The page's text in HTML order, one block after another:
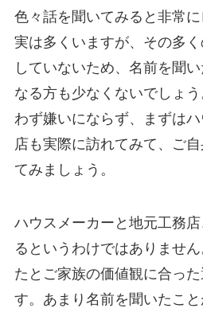
色々話を聞いてみると非常
実は多くいますが、その多
していないため、名前を聞
なる方も少なくないでしょ
わず嫌いにならず、まずは
店も実際に訪れてみて、ご
てみましょう。
ハウスメーカーと地元工務
るというわけではありませ
たとご家族の価値観に合っ
す。あまり名前を聞いたこ